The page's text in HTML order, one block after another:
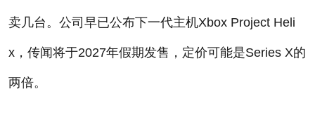
卖几台。公司早已公布下一代主机Xbox Project Heli
x，传闻将于2027年假期发售，定价可能是Series X的
两倍。